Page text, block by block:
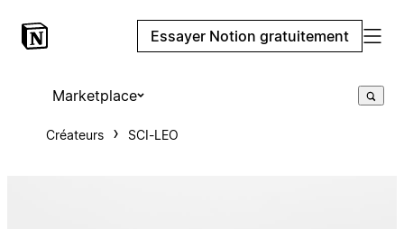
Essayer Notion gratuitement
Marketplace
Créateurs SCI-LEO